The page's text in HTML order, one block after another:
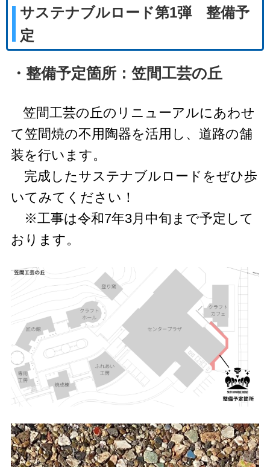
サステナブルロード第1弾 整備予
定
・整備予定箇所：笠間工芸の丘
笠間工芸の丘のリニューアルにあわせ
て笠間焼の不用陶器を活用し、道路の舗
装を行います。
完成したサステナブルロードをぜひ歩
いてみてください！
※工事は令和7年3月中旬まで予定して
おります。